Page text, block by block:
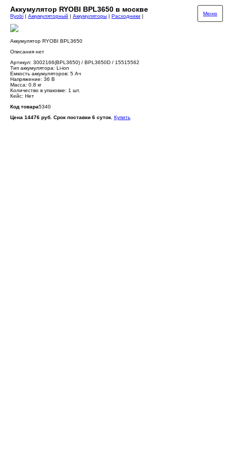
Аккумулятор RYOBI BPL3650 в москве
Меню
Ryobi | Аккумуляторный | Аккумуляторы | Расходники |
Аккумулятор RYOBI BPL3650
Описания нет
Артикул: 3002166(BPL3650) / BPL3650D / 15515562
Тип аккумулятора: Li-ion
Емкость аккумуляторов: 5 Ач
Напряжение: 36 В
Масса: 0.8 кг
Количество в упаковке: 1 шт.
Кейс: Нет
Код товара5340
Цена 14476 руб. Срок поставки 6 суток. Купить